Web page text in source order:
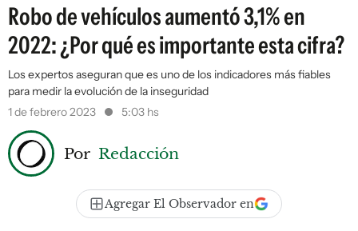
Robo de vehículos aumentó 3,1% en
2022: ¿Por qué es importante esta cifra?
Los expertos aseguran que es uno de los indicadores más fiables
para medir la evolución de la inseguridad
1 de febrero 2023
5:03 hs
Por Redacción
Agregar El Observador en